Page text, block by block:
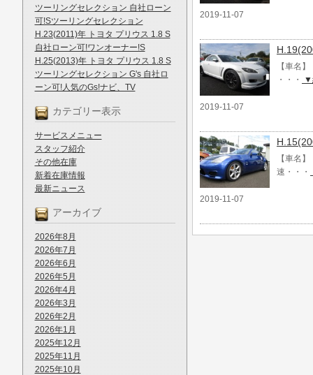
ツーリングセレクション 自社ローン
可!Sツーリングセレクション
H.23(2011)年 トヨタ プリウス 1.8 S
自社ローン可!ワンオーナー!S
H.25(2013)年 トヨタ プリウス 1.8 S
ツーリングセレクション G's 自社ロ
ーン可!人気のGs!ナビ、TV
カテゴリー表示
サービスメニュー
スタッフ紹介
その他在庫
新着在庫情報
最新ニュース
アーカイブ
2026年8月
2026年7月
2026年6月
2026年5月
2026年4月
2026年3月
2026年2月
2026年1月
2025年12月
2025年11月
2025年10月
2019-11-07
【車名
・・・
▼
2019-11-07
【車名
速・・・
2019-11-07